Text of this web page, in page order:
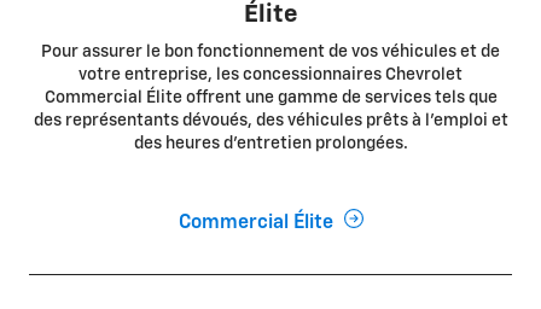
Élite
Pour assurer le bon fonctionnement de vos véhicules et de
votre entreprise, les concessionnaires Chevrolet
Commercial Élite offrent une gamme de services tels que
des représentants dévoués, des véhicules prêts à l'emploi et
des heures d'entretien prolongées.
Commercial Élite